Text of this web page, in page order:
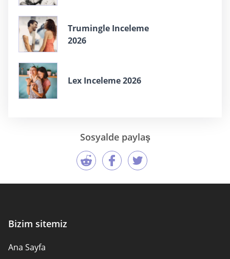
Trumingle Inceleme
2026
Lex Inceleme 2026
Sosyalde paylaş
Bizim sitemiz
Ana Sayfa